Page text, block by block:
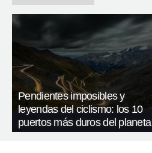
Pendientes imposibles y
leyendas del ciclismo: los 10
puertos más duros del planeta